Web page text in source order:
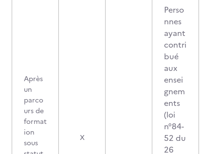
Après
un
parco
urs de
format
ion
sous
X
Perso
nnes
ayant
contri
bué
aux
ensei
gnem
ents
(loi
n°84-
52 du
26